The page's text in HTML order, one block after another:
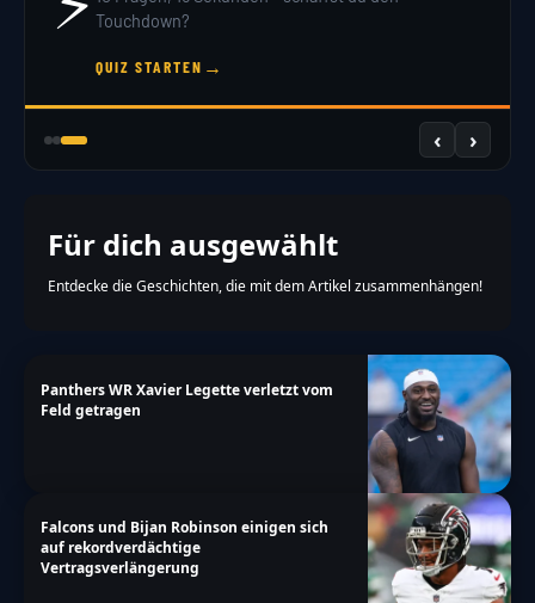
Touchdown?
QUIZ STARTEN →
‹ ›
Für dich ausgewählt
Entdecke die Geschichten, die mit dem Artikel zusammenhängen!
Panthers WR Xavier Legette verletzt vom
Feld getragen
Falcons und Bijan Robinson einigen sich
auf rekordverdächtige
Vertragsverlängerung